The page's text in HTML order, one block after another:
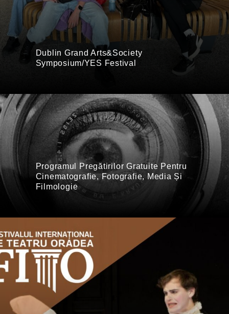
Dublin Grand Arts&Society
Symposium/YES Festival
Programul Pregătirilor Gratuite Pentru
Cinematografie, Fotografie, Media Și
Filmologie